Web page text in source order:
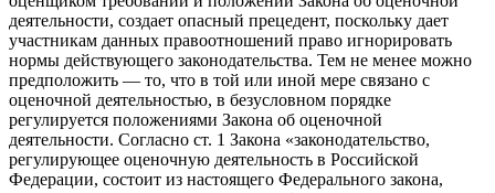
деятельности, создает опасный прецедент, поскольку дает
участникам данных правоотношений право игнорировать
нормы действующего законодательства. Тем не менее можно
предположить — то, что в той или иной мере связано с
оценочной деятельностью, в безусловном порядке
регулируется положениями Закона об оценочной
деятельности. Согласно ст. 1 Закона «законодательство,
регулирующее оценочную деятельность в Российской
Федерации, состоит из настоящего Федерального закона,